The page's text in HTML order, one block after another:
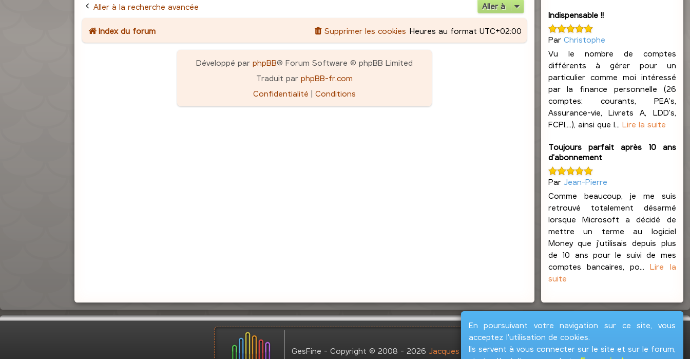
n
s
s
m
e
s
a
Aller à la recherche avancée Aller à
Index du forum Heures au format UTC+02:00
Supprimer les cookies
Développé par phpBB® Forum Software © phpBB Limited
Traduit par phpBB-fr.com
Confidentialité | Conditions
Indispensable !!
Par Christophe
Vu le nombre de comptes
différents à gérer pour un
particulier comme moi intéressé
par la finance personnelle (26
comptes: courants, PEA's,
Assurance-vie, Livrets A, LDD's,
FCPI,...), ainsi que l... Lire la suite
Toujours parfait après 10 ans
d'abonnement
Par Jean-Pierre
Comme beaucoup, je me suis
retrouvé totalement désarmé
lorsque Microsoft a décidé de
mettre un terme au logiciel
Money que j'utilisais depuis plus
de 10 ans pour le suivi de mes
comptes bancaires, po...Lire la
suite
En poursuivant votre navigation sur ce site, vous
acceptez l'utilisation de cookies.
Ils servent à vous connecter sur le site et sur le forum,
GesFine - Copyright © 2008 - 2026Jacques